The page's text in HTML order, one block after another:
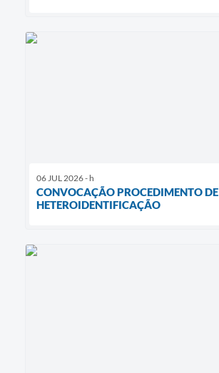
06 JUL 2026 - h
CONVOCAÇÃO PROCEDIMENTO DE
HETEROIDENTIFICAÇÃO